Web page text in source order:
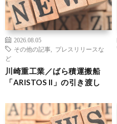
2026.08.05
その他の記事
プレスリリースな
ど
川崎重工業／ばら積運搬船
「ARISTOS II」の引き渡し